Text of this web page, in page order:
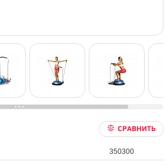
СРАВНИТЬ
350300